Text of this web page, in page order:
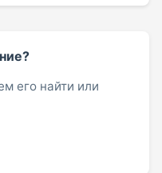
его найти или